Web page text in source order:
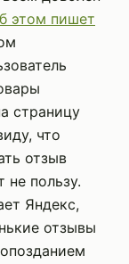
этом пишет
страницу
что
отзыв
пользу.
Яндекс,
отзывы